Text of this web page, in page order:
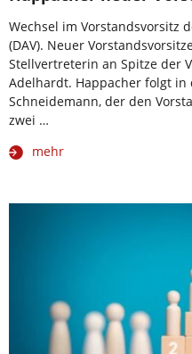
Wechsel im Vorstandsvorsitz
(DAV). Neuer
Stellvertreterin an Spitze der
Adelhardt. Happacher folgt
Schneidemann, der den
zwei …
mehr